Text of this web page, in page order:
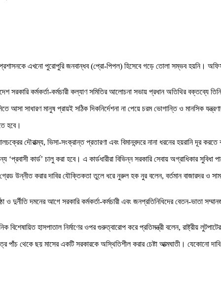
এখনো পুরোপুরি জনবান্ধব (প্রো-পিপল) হিসেবে গড়ে তোলা সম্ভব হয়নি।
সরকারি কর্মকর্তা-কর্মচারী কল্যাণ সমিতির আলোচনা সভায় প্রধান অতিথির বক্তব্যে
সাধারণ মানুষ প্রায়ই সঠিক দিকনির্দেশনা না পেয়ে চরম ভোগান্তি ও মানসিক
হবে।
দৌরাত্ম্য, ভিসা-সংক্রান্ত প্রতারণা এবং বিমানবন্দরে নানা ধরনের হয়রানি
‘প্রবাসী কার্ড’ চালু করা হবে। এ কার্ডধারীরা বিভিন্ন সরকারি সেবায় অগ্রাধিকার সুবিধা
উন্নীত করার দাবির যৌক্তিকতা তুলে ধরে নুরুল হক নুর বলেন, বর্তমান বাজারদর ও
ও দুর্নীতি দমনের আগে সরকারি কর্মকর্তা-কর্মচারী এবং জনপ্রতিনিধিদের বেতন-ভাতা
বিশেষায়িত হাসপাতাল নির্মাণের ওপর গুরুত্বারোপ করে প্রতিমন্ত্রী বলেন, রাষ্ট্রীয়
থেকে ছয় মাসের একটি সরকারকে অস্থিতিশীল করার চেষ্টা আত্মঘাতী। যেকোনো